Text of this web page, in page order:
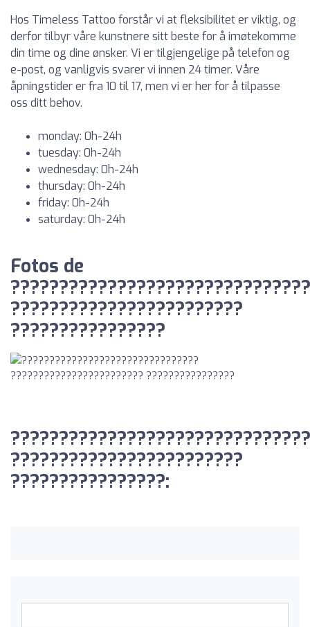
Hos Timeless Tattoo forstår vi at fleksibilitet er viktig, og
derfor tilbyr våre kunstnere sitt beste for å imøtekomme
din time og dine ønsker. Vi er tilgjengelige på telefon og
e-post, og vanligvis svarer vi innen 24 timer. Våre
åpningstider er fra 10 til 17, men vi er her for å tilpasse
oss ditt behov.
monday: 0h-24h
tuesday: 0h-24h
wednesday: 0h-24h
thursday: 0h-24h
friday: 0h-24h
saturday: 0h-24h
Fotos de
????????????????????????
????????????????
????????????????????????
????????????????: